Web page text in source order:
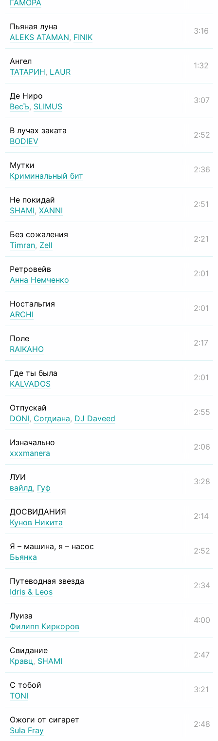
ГАМОРА
Пьяная луна
ALEKS ATAMAN, FINIK
3:16
Ангел
ТАТАРИН, LAUR
1:32
Де Ниро
ВесЪ, SLIMUS
3:07
В лучах заката
BODIEV
2:52
Мутки
Криминальный бит
2:36
Не покидай
SHAMI, XANNI
2:51
Без сожаления
Timran, Zell
2:21
Ретровейв
Анна Немченко
2:01
Ностальгия
ARCHI
2:01
Поле
RAIKAHO
2:17
Где ты была
KALVADOS
2:01
Отпускай
DONI, Согдиана, DJ Daveed
2:55
Изначально
xxxmanera
2:06
ЛУИ
вайлд, Гуф
3:28
ДОСВИДАНИЯ
Кунов Никита
2:14
Я – машина, я – насос
Бьянка
2:52
Путеводная звезда
Idris & Leos
2:34
Луиза
Филипп Киркоров
4:00
Свидание
Кравц, SHAMI
2:47
С тобой
TONI
3:21
Ожоги от сигарет
Sula Fray
2:48